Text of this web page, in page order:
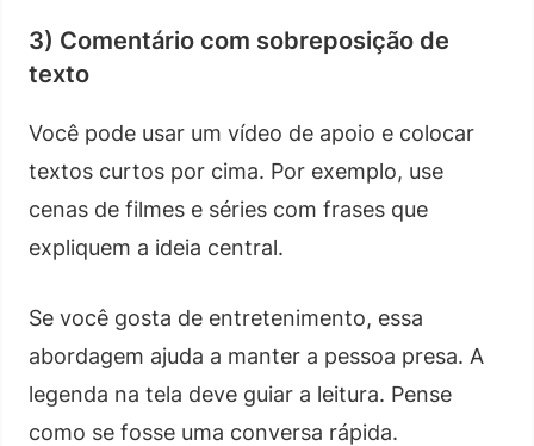
3) Comentário com sobreposição de
texto
Você pode usar um vídeo de apoio e colocar
textos curtos por cima. Por exemplo, use
cenas de filmes e séries com frases que
expliquem a ideia central.
Se você gosta de entretenimento, essa
abordagem ajuda a manter a pessoa presa. A
legenda na tela deve guiar a leitura. Pense
como se fosse uma conversa rápida.